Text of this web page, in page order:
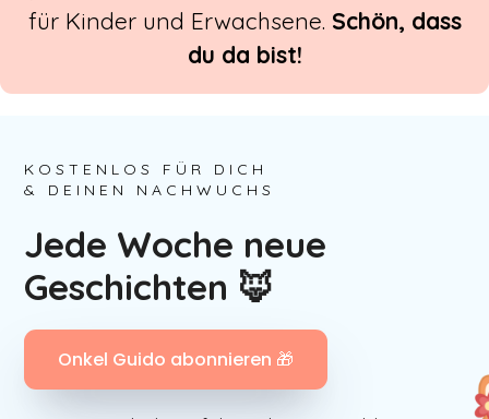
für Kinder und Erwachsene. Schön, dass
du da bist!
KOSTENLOS FÜR DICH
& DEINEN NACHWUCHS
Jede Woche neue
Geschichten 🦊
Onkel Guido abonnieren 🎁